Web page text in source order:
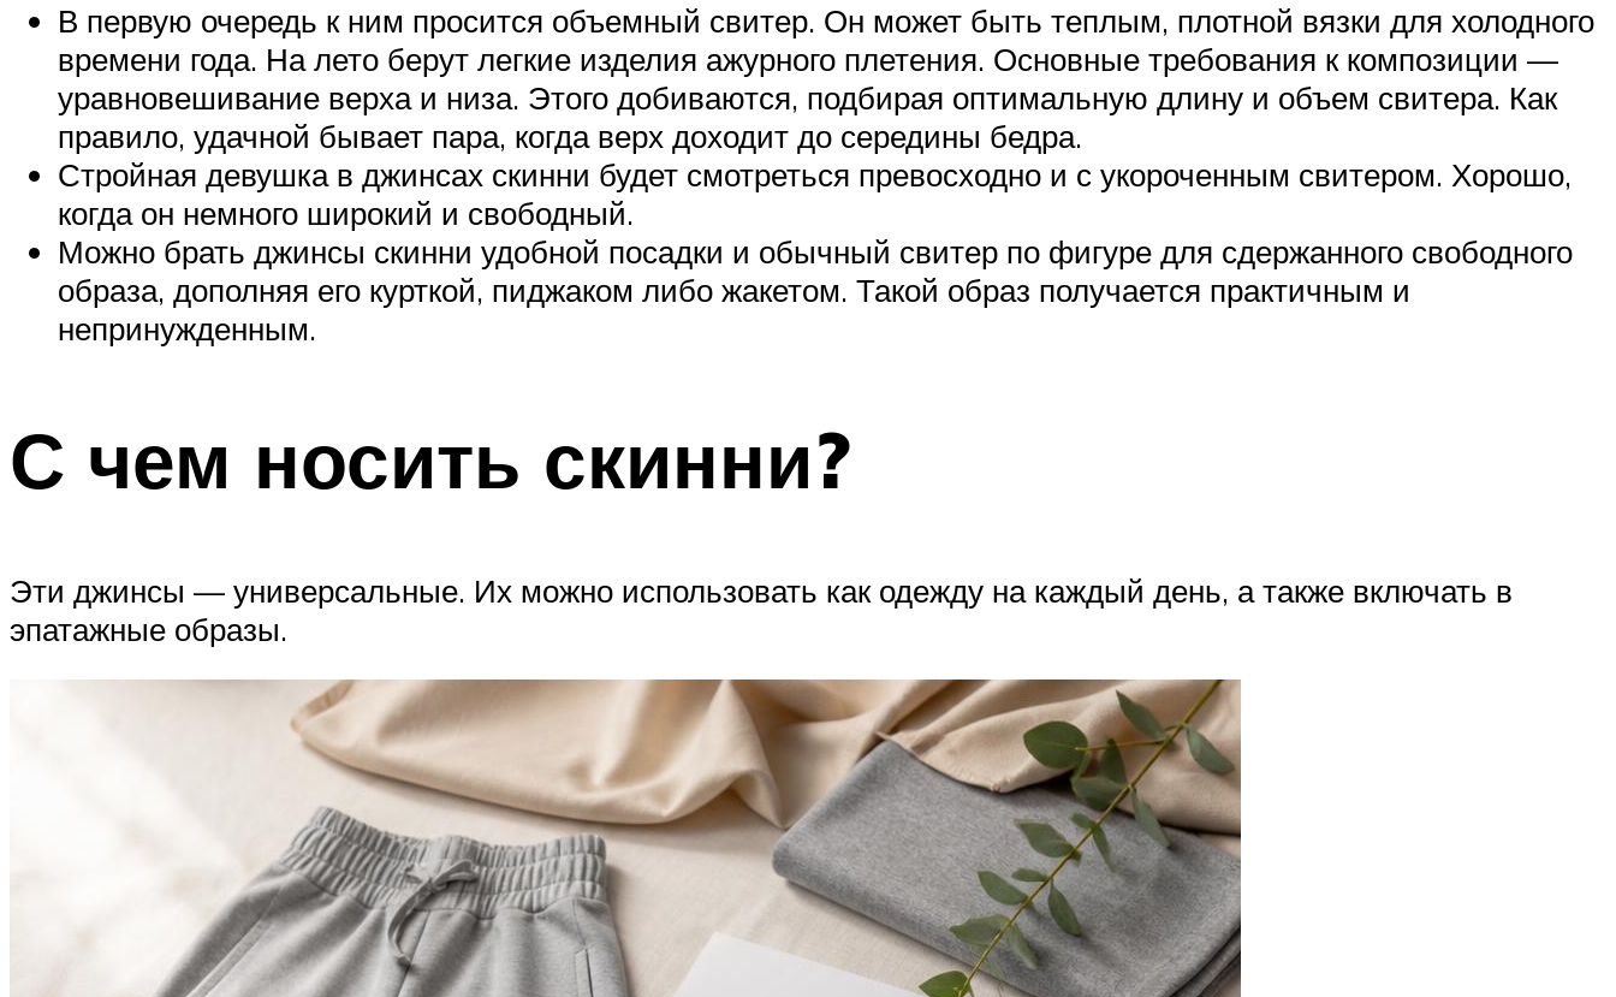
В первую очередь к ним просится объемный свитер. Он может быть теплым, плотной вязки для холодного
времени года. На лето берут легкие изделия ажурного плетения. Основные требования к композиции —
уравновешивание верха и низа. Этого добиваются, подбирая оптимальную длину и объем свитера. Как
правило, удачной бывает пара, когда верх доходит до середины бедра.
Стройная девушка в джинсах скинни будет смотреться превосходно и с укороченным свитером. Хорошо,
когда он немного широкий и свободный.
Можно брать джинсы скинни удобной посадки и обычный свитер по фигуре для сдержанного свободного
образа, дополняя его курткой, пиджаком либо жакетом. Такой образ получается практичным и
непринужденным.
С чем носить скинни?
Эти джинсы — универсальные. Их можно использовать как одежду на каждый день, а также включать в
эпатажные образы.